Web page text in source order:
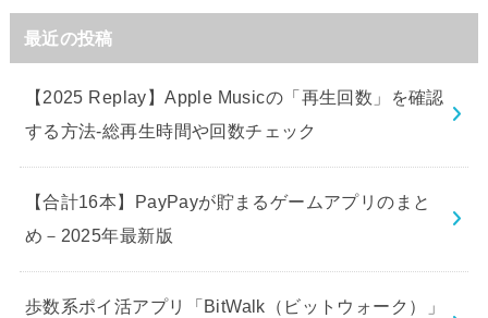
最近の投稿
【2025 Replay】Apple Musicの「再生回数」を確認
する方法-総再生時間や回数チェック
【合計16本】PayPayが貯まるゲームアプリのまと
め－2025年最新版
歩数系ポイ活アプリ「BitWalk（ビットウォーク）」